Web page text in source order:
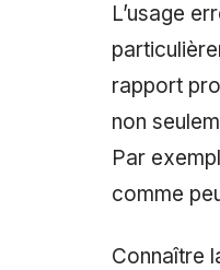
L’usage
rapport
non
Par
comme
Connaître